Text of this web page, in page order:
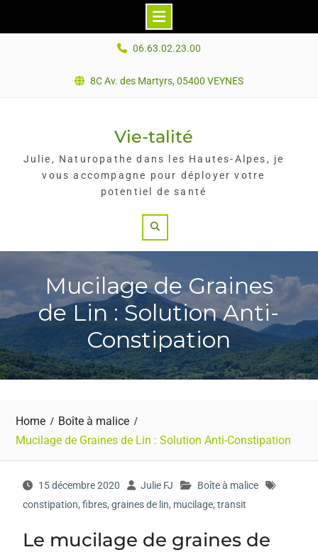
06.63.02.23.00
8C Av. des Martyrs, 05400 VEYNES
Vie-talité
Julie, Naturopathe dans les Hautes-Alpes, je
vous accompagne pour déployer votre
potentiel de santé
Mucilage de Graines
de Lin : Solution Anti-
Constipation
Home
Boîte à malice
Mucilage de Graines de Lin : Solution Anti-Constipation
15 décembre 2020 Julie FJ
Boîte à malice
constipation, fibres, graines de lin, mucilage, transit
Le mucilage de graines de